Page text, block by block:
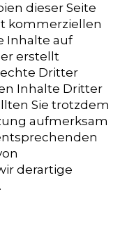
dieser Seite
kommerziellen
Inhalte auf
erstellt
Dritter
Inhalte Dritter
Sie trotzdem
aufmerksam
derartige